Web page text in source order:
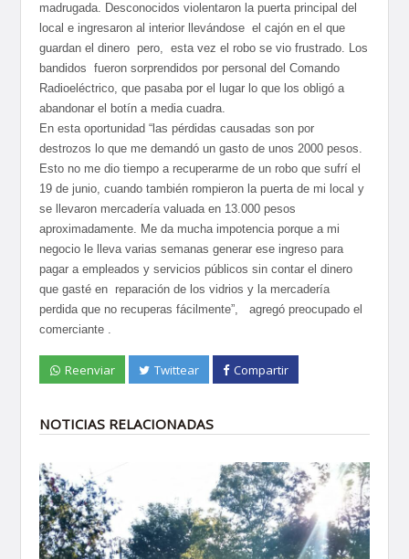
madrugada. Desconocidos violentaron la puerta principal del
local e ingresaron al interior llevándose el cajón en el que
guardan el dinero pero, esta vez el robo se vio frustrado. Los
bandidos fueron sorprendidos por personal del Comando
Radioeléctrico, que pasaba por el lugar lo que los obligó a
abandonar el botín a media cuadra.
En esta oportunidad “las pérdidas causadas son por
destrozos lo que me demandó un gasto de unos 2000 pesos.
Esto no me dio tiempo a recuperarme de un robo que sufrí el
19 de junio, cuando también rompieron la puerta de mi local y
se llevaron mercadería valuada en 13.000 pesos
aproximadamente. Me da mucha impotencia porque a mi
negocio le lleva varias semanas generar ese ingreso para
pagar a empleados y servicios públicos sin contar el dinero
que gasté en reparación de los vidrios y la mercadería
perdida que no recuperas fácilmente”, agregó preocupado el
comerciante .
Reenviar Twittear Compartir
NOTICIAS RELACIONADAS